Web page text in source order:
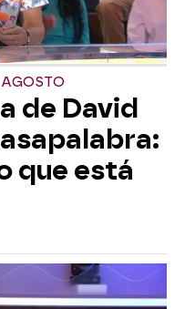
de David
que está